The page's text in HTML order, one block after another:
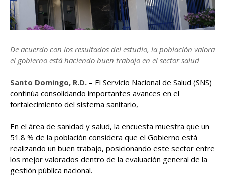
De acuerdo con los resultados del estudio, la población valora
el gobierno está haciendo buen trabajo en el sector salud
Santo Domingo, R.D. – El Servicio Nacional de Salud (SNS)
continúa consolidando importantes avances en el
fortalecimiento del sistema sanitario,
En el área de sanidad y salud, la encuesta muestra que un
51.8 % de la población considera que el Gobierno está
realizando un buen trabajo, posicionando este sector entre
los mejor valorados dentro de la evaluación general de la
gestión pública nacional.